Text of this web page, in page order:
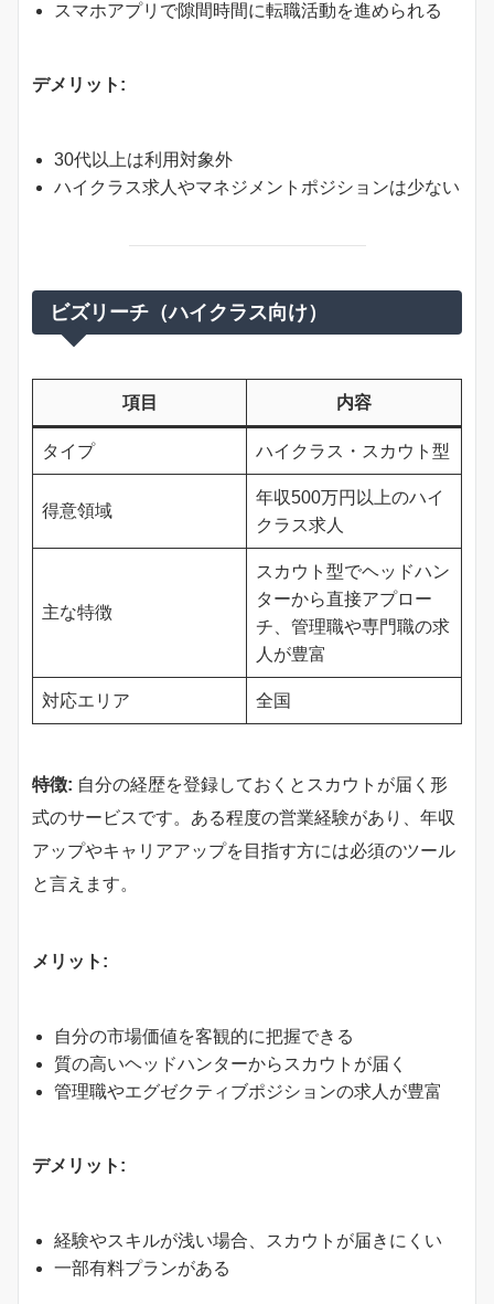
スマホアプリで隙間時間に転職活動を進められる
デメリット:
30代以上は利用対象外
ハイクラス求人やマネジメントポジションは少ない
ビズリーチ（ハイクラス向け）
項目 内容
タイプ ハイクラス・スカウト型
得意領域
年収500万円以上のハイ
クラス求人
主な特徴
スカウト型でヘッドハン
ターから直接アプロー
チ、管理職や専門職の求
人が豊富
対応エリア 全国
特徴: 自分の経歴を登録しておくとスカウトが届く形
式のサービスです。ある程度の営業経験があり、年収
アップやキャリアアップを目指す方には必須のツール
と言えます。
メリット:
自分の市場価値を客観的に把握できる
質の高いヘッドハンターからスカウトが届く
管理職やエグゼクティブポジションの求人が豊富
デメリット:
経験やスキルが浅い場合、スカウトが届きにくい
一部有料プランがある